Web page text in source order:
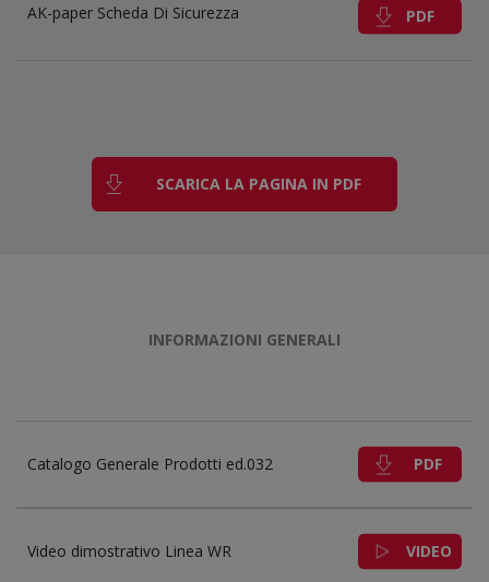
AK-paper Scheda Di Sicurezza PDF
SCARICA LA PAGINA IN PDF
INFORMAZIONI GENERALI
Catalogo Generale Prodotti ed.032 PDF
Video dimostrativo Linea WR VIDEO